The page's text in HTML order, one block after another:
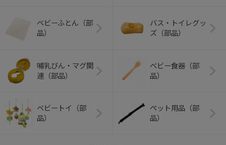
ベビーふとん（部
品）
バス・トイレグッ
ズ（部品）
哺乳びん・マグ関
連（部品）
ベビー食器（部
品）
ベビートイ（部
品）
ペット用品（部
品）